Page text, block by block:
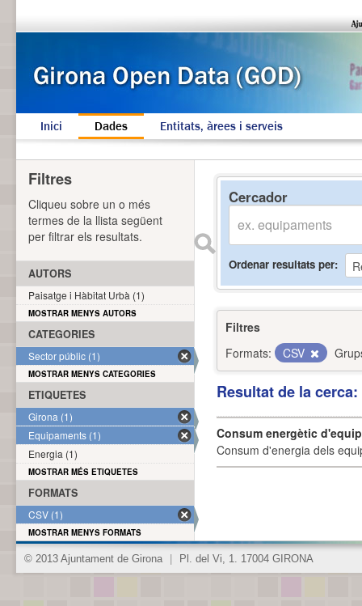
Inici Dades Entitats, àrees i serveis
Cercador
Ordenar resultats per
Filtres
Formats:
CSV
Resultat de la
Consum energètic
Consum d'energia dels
Filtres
Cliqueu sobre un o més
termes de la llista següent
per filtrar els resultats.
AUTORS
Paisatge i Hàbitat Urbà (1)
MOSTRAR MENYS AUTORS
CATEGORIES
Sector públic (1)
MOSTRAR MENYS CATEGORIES
ETIQUETES
Girona (1)
Equipaments (1)
Energia (1)
MOSTRAR MÉS ETIQUETES
FORMATS
CSV (1)
MOSTRAR MENYS FORMATS
© 2013 Ajuntament de Girona Pl. del Vi, 1. 17004 GIRONA